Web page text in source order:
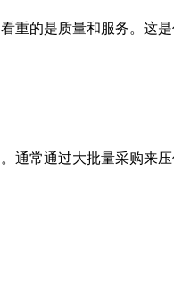
的是质量和服务。这是
通常通过大批量采购来